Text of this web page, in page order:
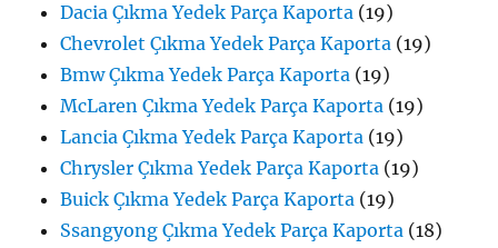
Dacia Çıkma Yedek Parça Kaporta (19)
Chevrolet Çıkma Yedek Parça Kaporta (19)
Bmw Çıkma Yedek Parça Kaporta (19)
McLaren Çıkma Yedek Parça Kaporta (19)
Lancia Çıkma Yedek Parça Kaporta (19)
Chrysler Çıkma Yedek Parça Kaporta (19)
Buick Çıkma Yedek Parça Kaporta (19)
Ssangyong Çıkma Yedek Parça Kaporta (18)